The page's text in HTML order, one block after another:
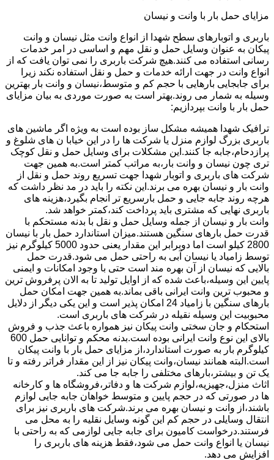
مزایای حمل بار با وانت و نیسان
باربری و اتوبارهای سطح شهدا از انواع وانت مثل نیسان و وانت
پیکان به عنوان وسایل حمل و نقل مهم و اساسی در امر خدمات
رسانی استفاده می کنند.هیچ شرکت باربری را نمی توان یافت که از
انواع وانت در جهت ارائه خدمات و حمل و نقل استفاده نکند زیرا
برای جابجایی بارهایی با حجم کم و متوسط،نیسان و وانت بار بهترین
وسیله به شمار می روند.بهتر است به صورت موردی به بیان مزایای
حمل بار با وانت بپردازیم:
ترافیک شهدا همیشه مشکل ساز بوده است به ویژه اگر ماشین های
باربری بزرگ لوازم منزل یا شرکت ها را در این خیابا ن های شلوغ و
پرازدحام،جابه جا کنند.این مشکلات برای وسایل حمل و نقل کوچک
تری چون نیسان و وانت بار،به مراتب کمتر است.به همین جهت
شرکت های باربری و اتوبار شهدا جهت تسریع روند حمل و نقل از
وانت بار و نیسان بهره می برند.این نکته را باید در مد نظر داشت که
هرچه روند جابه جایی و حمل بارسریع تر انجام بگیرد،هزینه های
باربری نهایی که مشتری باید پرداخت کند،کمتر خواهد شد.
وانت بار و نیسان از جمله وسایل حمل و نقل با بدنه مستحکم با
قدرت حمل بارهای سنگین هستند.میزان استاندارد حمل بار با نیسان
2800 کیلو است اما دوبرابر این مقدار یعنی حدود 5000 کیلوگرم نیز
توسط زامیاد یا نیسان آبی به راحتی حمل می شود.قدرت حمل
بالایی که نیسان از آن بهره مند است حتی با وجود امکانات و ایمنی
پایین این وسیله،باعث شده که از اوایل تولید تا به الان پرفروش ترین
و محبوب ترین وانت ایرانی باقی بماند.به همین جهت امکان حمل
بارهای سنگین با زامیاد 24 امکان پذیر است و این یکی دیگر از دلایل
محبوبیت این وسیله نقیله در شرکت های باربری است.
استحکام و جان سختی وانت پیکان نیز همواره باعث جذب و فروش
بالای این نوع وانت ایرانی بوده است.بدنه محکم و توانایی حمل 600
کیلوگرم بار به صورت استاندارد،از مزایای حمل بار با وانت پیکان
است.البته همانند نیسان،وانت پیکان نیز از این مقدار فراتر رفته و تا
یک تن و بیشتر،بارهای مختلفی را جابه جا می کند.
اثاث منزل،جهیزیه،لوازم شرکت ها و دفاتر،فروشگاه ها و کارخانه
ها در صورتی که در حجم پایین و متوسط خواهان جابه جایی لوازم
باشند،از وانت و نیسان بهره می برند.شرکت های باربری نیز برای
انتقال وسایلی در حجم کم این گونه وسایل نقلیه را به محل می
فرستند.درخواست کامیون برای جابه جایی لوازمی که به راحتی با
نیسان یا انواع وانت حمل می شود،فقط هزینه های باربری را
افزایش می دهد.